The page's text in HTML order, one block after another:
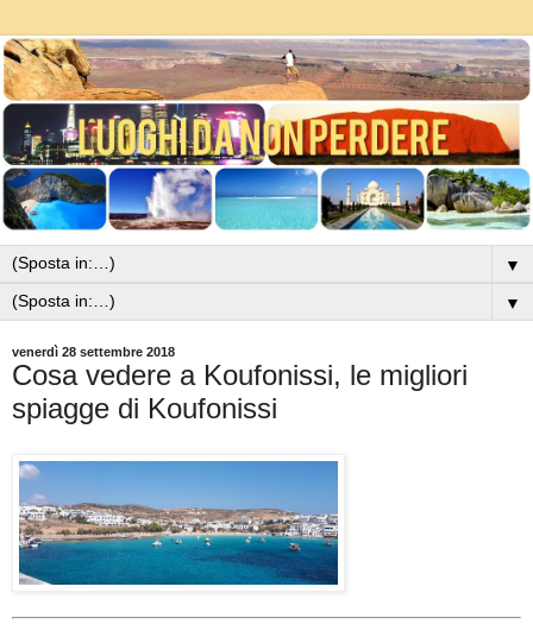
▼
▼
venerdì 28 settembre 2018
Cosa vedere a Koufonissi, le migliori
spiagge di Koufonissi